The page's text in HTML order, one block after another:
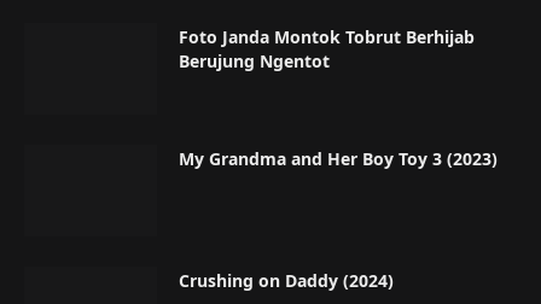
Foto Janda Montok Tobrut Berhijab
Berujung Ngentot
My Grandma and Her Boy Toy 3 (2023)
Crushing on Daddy (2024)